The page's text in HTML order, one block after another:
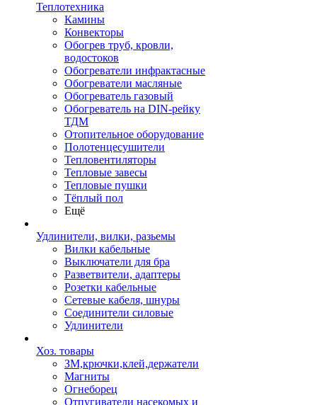
Теплотехника
Камины
Конвекторы
Обогрев труб, кровли,
водостоков
Обогреватели инфрактасные
Обогреватели масляные
Обогреватель газовый
Обогреватель на DIN-рейку
ТДМ
Отопительное оборудование
Полотенцесушители
Тепловентиляторы
Тепловые завесы
Тепловые пушки
Тёплый пол
Ещё
Удлинители, вилки, разьемы
Вилки кабельные
Выключатели для бра
Разветвители, адаптеры
Розетки кабельные
Сетевые кабеля, шнуры
Соединители силовые
Удлинители
Хоз. товары
ЗМ,крючки,клей,держатели
Магниты
Огнеборец
Отпугиватели насекомых и